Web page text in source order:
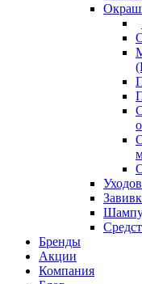
Бренды
Акции
Компания